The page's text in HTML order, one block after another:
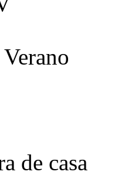
de casa